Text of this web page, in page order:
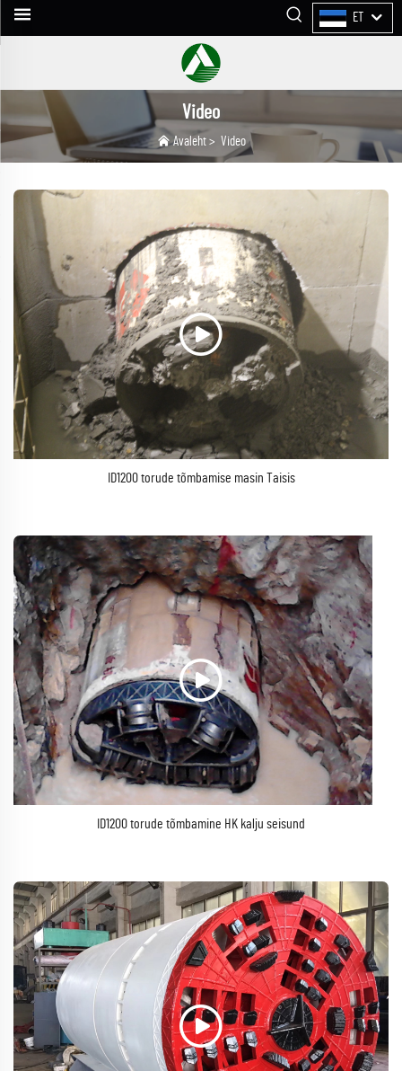
ET
Video
Avaleht> Video
ID1200 torude tõmbamise masin Taisis
ID1200 torude tõmbamine HK kalju seisund